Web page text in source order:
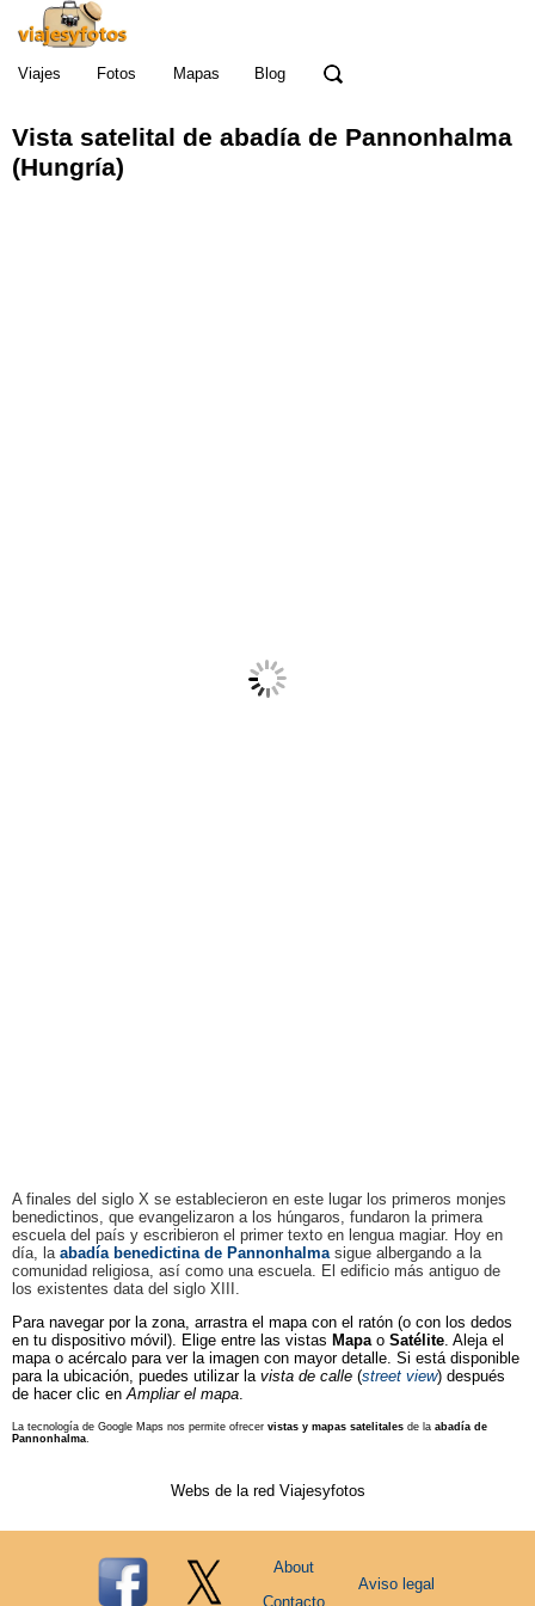
Viajes Fotos Mapas Blog
Vista satelital de abadía de Pannonhalma
(Hungría)
A finales del siglo X se establecieron en este lugar los primeros monjes
benedictinos, que evangelizaron a los húngaros, fundaron la primera
escuela del país y escribieron el primer texto en lengua magiar. Hoy en
día, la abadía benedictina de Pannonhalma sigue albergando a la
comunidad religiosa, así como una escuela. El edificio más antiguo de
los existentes data del siglo XIII.
Para navegar por la zona, arrastra el mapa con el ratón (o con los dedos
en tu dispositivo móvil). Elige entre las vistas Mapao Satélite. Aleja el
mapa o acércalo para ver la imagen con mayor detalle. Si está disponible
para la ubicación, puedes utilizar la vista de calle (street view) después
de hacer clic enAmpliar el mapa.
La tecnología de Google Maps nos permite ofrecer vistas y mapas satelitales de la abadía de
Pannonhalma.
Webs de la red Viajesyfotos
About
Contacto
Aviso legal